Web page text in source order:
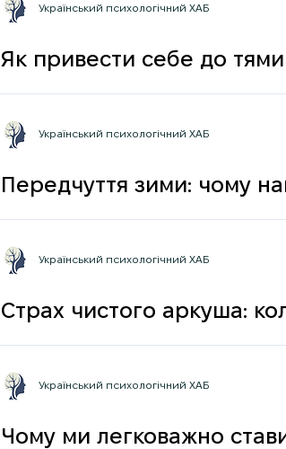
Як привести себе до
Український психологічний ХАБ
Передчуття зими: чому
Український психологічний ХАБ
Страх чистого аркуша:
Український психологічний ХАБ
Чому ми легковажно
Український психологічний ХАБ